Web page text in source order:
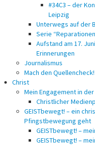
#34C3 – der
Leipzig
Unterwegs auf der
Serie
Aufstand am 17.
Erinnerungen
Journalismus
Mach den Quellencheck!
Christ
Mein Engagement in
Christlicher
GEISTbewegt! – ein
Pfingstbewegung geht
GEISTbewegt! –
GEISTbewegt! –